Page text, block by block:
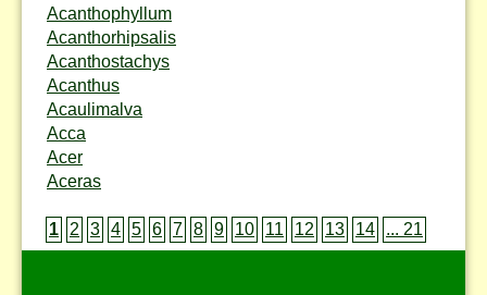
Acanthophyllum
Acanthorhipsalis
Acanthostachys
Acanthus
Acaulimalva
Acca
Acer
Aceras
1 2 3 4 5 6 7 8 9 10 11 12 13 14 ... 21